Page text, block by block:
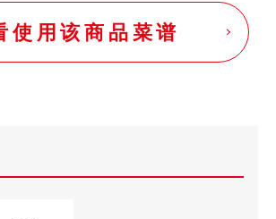
使用该商品菜谱